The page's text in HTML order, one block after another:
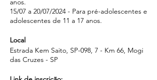
anos.
15/07 a 20/07/2024 - Para pré-adolescentes e
adolescentes de 11 a 17 anos.
Local
Estrada Kem Saito, SP-098, 7 - Km 66, Mogi
das Cruzes - SP